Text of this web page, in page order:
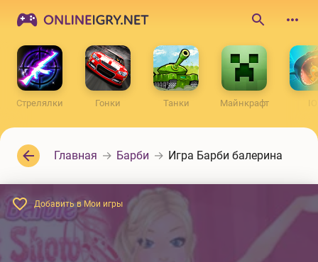
по
сайту
Стрелялки Гонки Танки Майнкрафт IO
Главная Барби Игра Барби балерина
Добавить в Мои игры